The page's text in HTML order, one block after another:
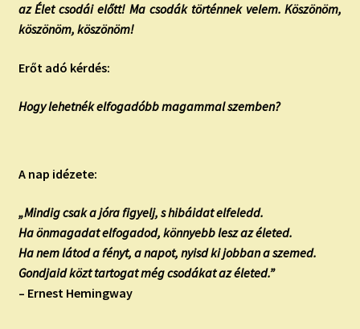
az Élet csodái előtt! Ma csodák történnek velem. Köszönöm,
köszönöm, köszönöm!
Erőt adó kérdés:
Hogy lehetnék elfogadóbb magammal szemben?
A nap idézete:
„Mindig csak a jóra figyelj, s hibáidat elfeledd.
Ha önmagadat elfogadod, könnyebb lesz az életed.
Ha nem látod a fényt, a napot, nyisd ki jobban a szemed.
Gondjaid közt tartogat még csodákat az életed.”
– Ernest Hemingway